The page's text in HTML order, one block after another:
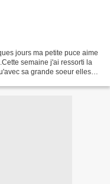
jours ma petite puce aime
semaine j'ai ressorti la
sa grande soeur elles